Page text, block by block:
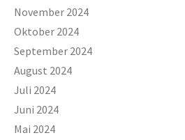
November 2024
Oktober 2024
September 2024
August 2024
Juli 2024
Juni 2024
Mai 2024